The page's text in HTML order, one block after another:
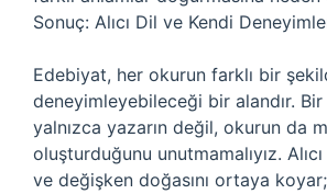
Sonuç: Alıcı Dil ve Kendi
Edebiyat, her okurun farklı bir
deneyimleyebileceği bir alandır.
yalnızca yazarın değil, okurun da
oluşturduğunu unutmamalıyız.
ve değişken doğasını ortaya